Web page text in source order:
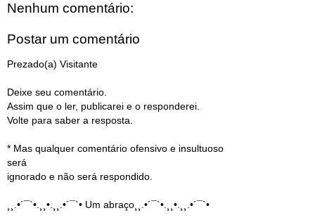
Nenhum comentário:
Postar um comentário
Prezado(a) Visitante
Deixe seu comentário.
Assim que o ler, publicarei e o responderei.
Volte para saber a resposta.
* Mas qualquer comentário ofensivo e insultuoso
será
ignorado e não será respondido.
¸¸.•´¯`•.¸¸•.¸¸.•´¯`• Um abraço¸¸.•´¯`•.¸¸•.¸¸.•´¯`•